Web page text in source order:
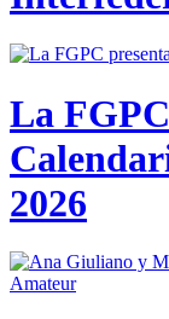
La
2026